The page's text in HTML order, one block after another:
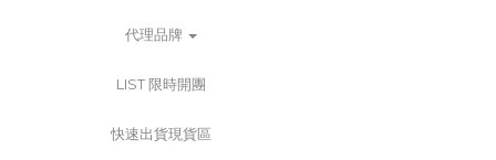
代理品牌
LIST 限時開團
快速出貨現貨區